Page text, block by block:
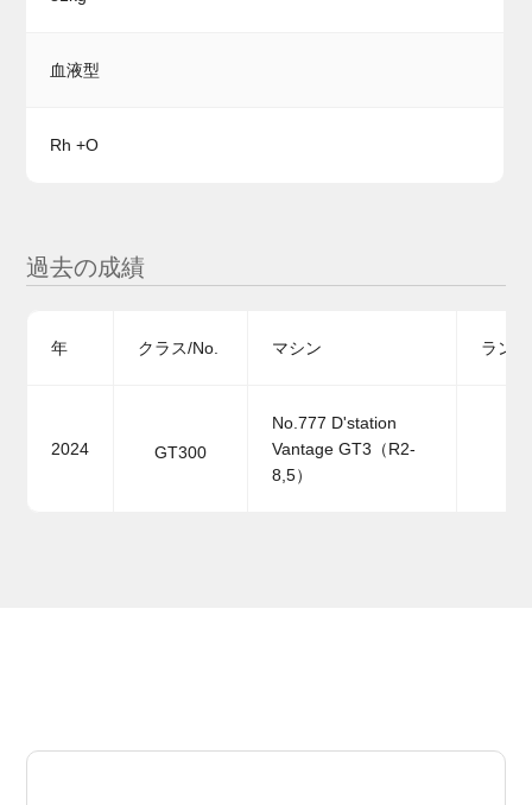
血液型
Rh +O
過去の成績
年 クラス/No. マシン ラン
2024 GT300
No.777 D'station
Vantage GT3（R2-
8,5）